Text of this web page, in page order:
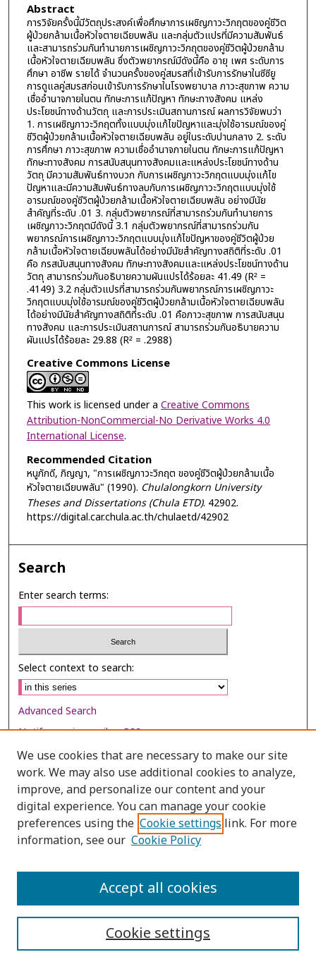
Abstract
การวิจัยครั้งนี้มีวัตถุประสงค์เพื่อศึกษาการเผชิญภาวะวิกฤตของคู่ชีวิต
ผู้ป่วยกล้ามเนื้อหัวใจตายเฉียบพลัน และกลุ่มตัวแปรที่มีความสัมพันธ์
และสามารถร่วมกันทำนายการเผชิญภาวะวิกฤตของคู่ชีวิตผู้ป่วยกล้าม
เนื้อหัวใจตายเฉียบพลัน ซึ่งตัวพยากรณ์มีดังนี้คือ อายุ เพศ ระดับการ
ศึกษา อาชีพ รายได้ จำนวนครั้งของคู่สมรสที่เข้ารับการรักษาในซีซียู
การดูแลคู่สมรสก่อนเข้ารับการรักษาในโรงพยาบาล ภาวะสุขภาพ ความ
เชื่ออำนาจภายในตน ทักษะการแก้ปัญหา ทักษะทางสังคม แหล่ง
ประโยชน์ทางด้านวัตถุ และการประเมินสถานการณ์ ผลการวิจัยพบว่า
1. การเผชิญภาวะวิกฤตทั้งแบบมุ่งแก้ไขปัญหาและมุ่งใช้อารมณ์ของคู่
ชีวิตผู้ป่วยกล้ามเนื้อหัวใจตายเฉียบพลัน อยู่ในระดับปานกลาง 2. ระดับ
การศึกษา ภาวะสุขภาพ ความเชื่ออำนาจภายในตน ทักษะการแก้ปัญหา
ทักษะทางสังคม การสนับสนุนทางสังคมและแหล่งประโยชน์ทางด้าน
วัตถุ มีความสัมพันธ์ทางบวก กับการเผชิญภาวะวิกฤตแบบมุ่งแก้ไข
ปัญหาและมีความสัมพันธ์ทางลบกับการเผชิญภาวะวิกฤตแบบมุ่งใช้
อารมณ์ของคู่ชีวิตผู้ป่วยกล้ามเนื้อหัวใจตายเฉียบพลัน อย่างมีนัย
สำคัญที่ระดับ .01 3. กลุ่มตัวพยากรณ์ที่สามารถร่วมกันทำนายการ
เผชิญภาวะวิกฤตมีดังนี้ 3.1 กลุ่มตัวพยากรณ์ที่สามารถร่วมกัน
พยากรณ์การเผชิญภาวะวิกฤตแบบมุ่งแก้ไขปัญหาของคู่ชีวิตผู้ป่วย
กล้ามเนื้อหัวใจตายเฉียบพลันได้อย่างมีนัยสำคัญทางสถิติที่ระดับ .01
คือ กรสนับสนุนทางสังคม ทักษะทางสังคมและแหล่งประโยชน์ทางด้าน
วัตถุ สามารถร่วมกันอธิบายความผันแปรได้ร้อยละ 41.49 (R² =
.4149) 3.2 กลุ่มตัวแปรที่สามารถร่วมกันพยากรณ์การเผชิญภาวะ
วิกฤตแบบมุ่งใช้อารมณ์ของคู่ชีวิตผู้ป่วยกล้ามเนื้อหัวใจตายเฉียบพลัน
ได้อย่างมีนัยสำคัญทางสถิติที่ระดับ .01 คือภาวะสุขภาพ การสนับสนุน
ทางสังคม และการประเมินสถานการณ์ สามารถร่วมกันอธิบายความ
ผันแปรได้ร้อยละ 29.88 (R² = .2988)
Creative Commons License
This work is licensed under a Creative Commons
Attribution-NonCommercial-No Derivative Works 4.0
International License.
Recommended Citation
หนูภักดี, ภิญญา, "การเผชิญภาวะวิกฤต ของคู่ชีวิตผู้ป่วยกล้ามเนื้อ
หัวใจตายเฉียบพลัน" (1990). Chulalongkorn University
Theses and Dissertations (Chula ETD). 42902.
https://digital.car.chula.ac.th/chulaetd/42902
Search
Enter search terms:
Select context to search:
Advanced Search
Notify me via email orRSS
Browse
Collections
Disciplines
Authors
We use cookies that are necessary to make our site
work. We may also use additional cookies to analyze,
improve, and personalize our content and your
digital experience. You can manage your cookie
preferences using the Cookie settings link. For more
information, see our Cookie Policy
Cookie settings
Accept all cookies